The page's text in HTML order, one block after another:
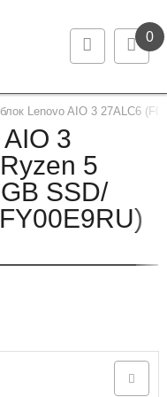
0
Lenovo AIO 3 27ALC6
3
5
SSD/